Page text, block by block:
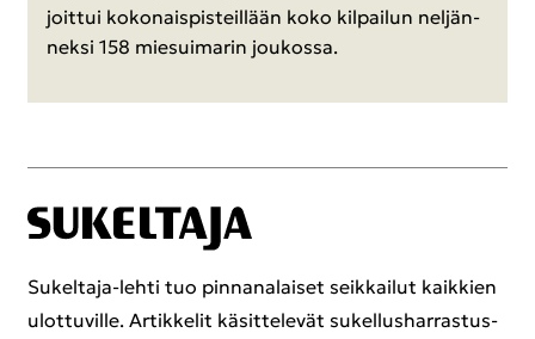
joit­tui ko­ko­nais­pis­teil­lään koko kil­pai­lun nel­jän­
nek­si 158 mie­sui­ma­rin jou­kos­sa.
Sukeltaja-​lehti tuo pin­na­na­lai­set seik­kai­lut kaik­kien
ulot­tu­vil­le. Ar­tik­ke­lit kä­sit­te­le­vät su­kel­lus­har­ras­tus­